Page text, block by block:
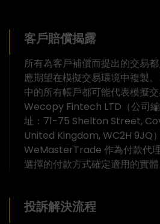
客戶賠償揭露
所有為客戶補償而提出的交易
應期望在模擬交易環境中複製
中的所有帳戶都可能代表模擬
Wecopy Fintech LTD（公司
址：71-75 Shelton Street,
United Kingdom, WC2H 9JQ
WeMasterTrade 作為付款代
選擇的付款方式確定適用的實體
投訴解決流程